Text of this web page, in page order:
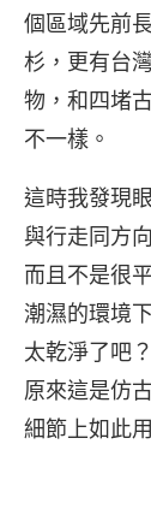
個區域先前
杉，更有台
物，和四堵
不一樣。
這時我發現
與行走同方
而且不是很
潮濕的環境
太乾淨了吧
原來這是仿
細節上如此